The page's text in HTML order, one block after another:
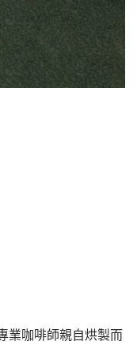
業咖啡師親自烘製而